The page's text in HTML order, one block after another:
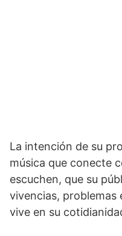
La intención de su
música que conecte
escuchen, que su
vivencias, problemas
vive en su